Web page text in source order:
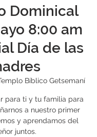
Dominical
8:00 am
Día de las
Bíblico Getsemaní
para ti y tu familia para
a nuestro primer
y aprendamos del
juntos.